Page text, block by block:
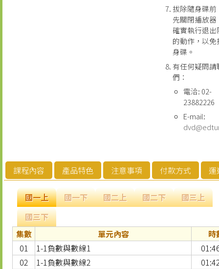
拔除隨身碟前
先關閉播放器
確實執行退出
的動作，以免
身碟。
有任何疑問請
們：
電洽: 02-
23882226
E-mail:
課程內容 產品特色 注意事項 付款方式 運
國一上 國一下 國二上 國二下
國三上
國三下
集數
單元內容
時
01
1-1負數與數線1
02
1-1負數與數線2